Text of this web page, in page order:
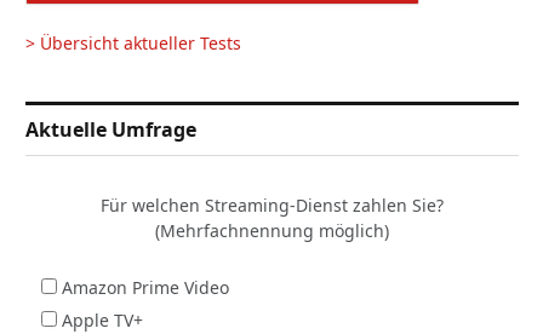
> Übersicht aktueller Tests
Aktuelle Umfrage
Für welchen Streaming-Dienst zahlen Sie?
(Mehrfachnennung möglich)
Amazon Prime Video
Apple TV+